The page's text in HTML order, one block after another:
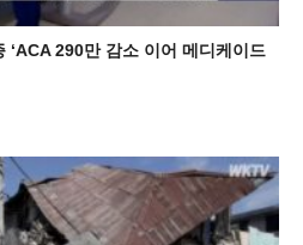
‘ACA 290만 감소 이어 메디케이드